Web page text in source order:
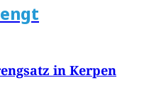
in Kerpen